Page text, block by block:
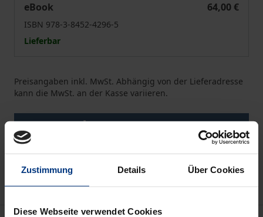
Zustimmung Details Über Cookies
Diese Webseite verwendet Cookies
eBook
64,00 €
ISBN 978-3-8452-4296-5
Lieferbar
Preisangaben inkl. MwSt. Abhängig von der Lieferadresse
kann die MwSt. an der Kasse variieren.
Zur Wunschliste hinzufügen